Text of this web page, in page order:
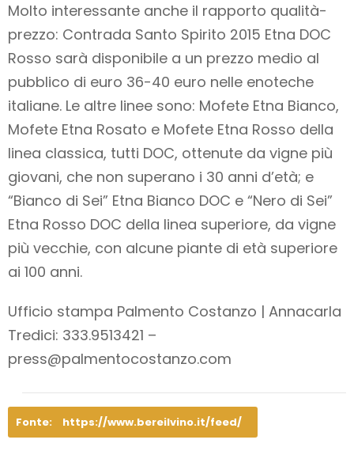
Molto interessante anche il rapporto qualità-
prezzo: Contrada Santo Spirito 2015 Etna DOC
Rosso sarà disponibile a un prezzo medio al
pubblico di euro 36-40 euro nelle enoteche
italiane. Le altre linee sono: Mofete Etna Bianco,
Mofete Etna Rosato e Mofete Etna Rosso della
linea classica, tutti DOC, ottenute da vigne più
giovani, che non superano i 30 anni d’età; e
“Bianco di Sei” Etna Bianco DOC e “Nero di Sei”
Etna Rosso DOC della linea superiore, da vigne
più vecchie, con alcune piante di età superiore
ai 100 anni.
Ufficio stampa Palmento Costanzo | Annacarla
Tredici: 333.9513421 –
press@palmentocostanzo.com
Fonte: https://www.bereilvino.it/feed/